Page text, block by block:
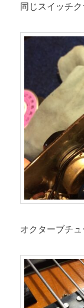
同じスイッチク
オクターブチュ